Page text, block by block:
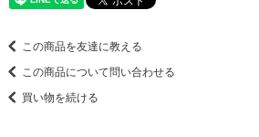
この商品を友達に教える
この商品について問い合わせる
買い物を続ける